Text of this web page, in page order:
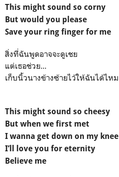
This might sound so corny
But would you please
Save your ring finger for me
สิ่งที่ฉันพูดอาจจะดูเชย
แต่เธอช่วย...
เก็บนิ้วนางข้างซ้ายไว้ให้ฉันได้ไหม
This might sound so cheesy
But when we first met
I wanna get down on my knee
I’ll love you for eternity
Believe me